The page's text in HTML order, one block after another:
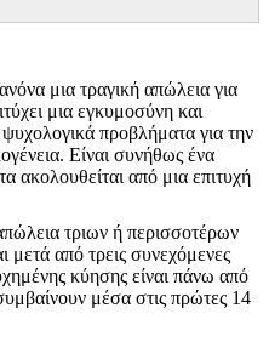
μια τραγική απώλεια για
μια εγκυμοσύνη και
προβλήματα για την
Είναι συνήθως ένα
ακολουθείται από μια επιτυχή
τριων ή περισσοτέρων
από τρεις συνεχόμενες
κύησης είναι πάνω από
μέσα στις πρώτες 14